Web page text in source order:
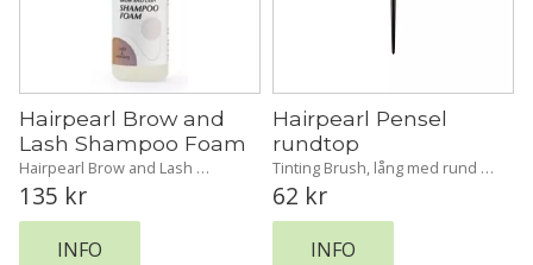
Hairpearl Brow and
Lash Shampoo Foam
Hairpearl Brow and Lash
Schampoo Foam. Rengör och
fräschar upp dina bryn och
fransar.
135 kr
INFO
Hairpearl Pensel
rundtop
Tinting Brush, lång med rund
spets (perfekt för fransar!) Den
runda spetsen gör att nyansen
appliceras på fransarna snabbt
och enkelt.
62 kr
INFO